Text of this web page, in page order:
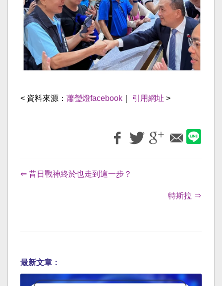
< 資料來源： 蕭瑩燈facebook 引用網址 >
⇐ 昔日戰神終於也走到這一步？
特斯拉 ⇒
最新文章：